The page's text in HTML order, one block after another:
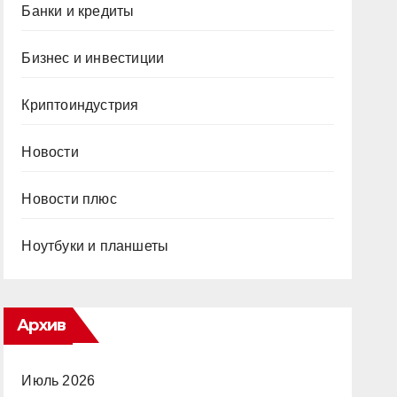
Банки и кредиты
Бизнес и инвестиции
Криптоиндустрия
Новости
Новости плюс
Ноутбуки и планшеты
Архив
Июль 2026